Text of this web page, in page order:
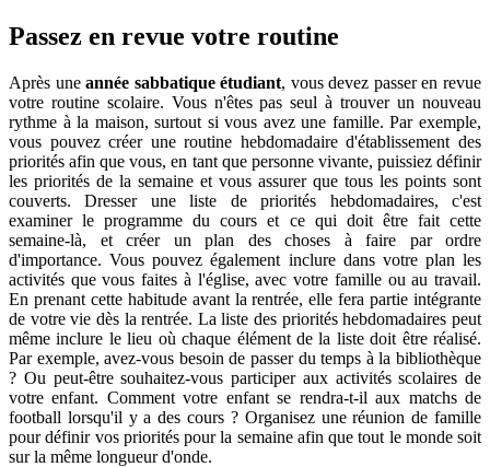
Passez en revue votre routine
Après uneannée sabbatique étudiant, vous devez passer en revue
votre routine scolaire. Vous n'êtes pas seul à trouver un nouveau
rythme à la maison, surtout si vous avez une famille. Par exemple,
vous pouvez créer une routine hebdomadaire d'établissement des
priorités afin que vous, en tant que personne vivante, puissiez définir
les priorités de la semaine et vous assurer que tous les points sont
couverts. Dresser une liste de priorités hebdomadaires, c'est
examiner le programme du cours et ce qui doit être fait cette
semaine-là, et créer un plan des choses à faire par ordre
d'importance. Vous pouvez également inclure dans votre plan les
activités que vous faites à l'église, avec votre famille ou au travail.
En prenant cette habitude avant la rentrée, elle fera partie intégrante
de votre vie dès la rentrée. La liste des priorités hebdomadaires peut
même inclure le lieu où chaque élément de la liste doit être réalisé.
Par exemple, avez-vous besoin de passer du temps à la bibliothèque
? Ou peut-être souhaitez-vous participer aux activités scolaires de
votre enfant. Comment votre enfant se rendra-t-il aux matchs de
football lorsqu'il y a des cours ? Organisez une réunion de famille
pour définir vos priorités pour la semaine afin que tout le monde soit
sur la même longueur d'onde.